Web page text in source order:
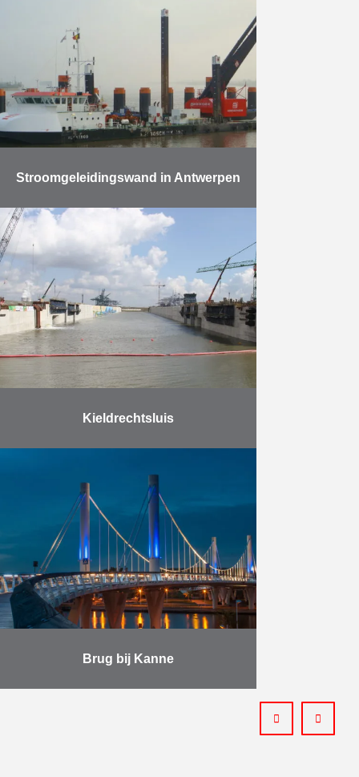
Albertkanaal. De
kanaalverbredingswerken
behelzen: De bouw van een
nieuwe kaaimuur (waterdiepte: 6,0
m) over een lengte van …
Meer
Stroomgeleidingswand in Antwerpen
De werken omvatten: Het leveren
en heien van 37 metalen buizen
met een diameter van 2.420 m, een
lengte tot 42.000 mm en een
maximumgewicht …
Meer
Kieldrechtsluis
2016 officieel ingehuldigd door
Koning Filip. De bouw van deze
grootste sluis ter wereld is van
cruciaal belang voor …
Meer
Brug bij Kanne